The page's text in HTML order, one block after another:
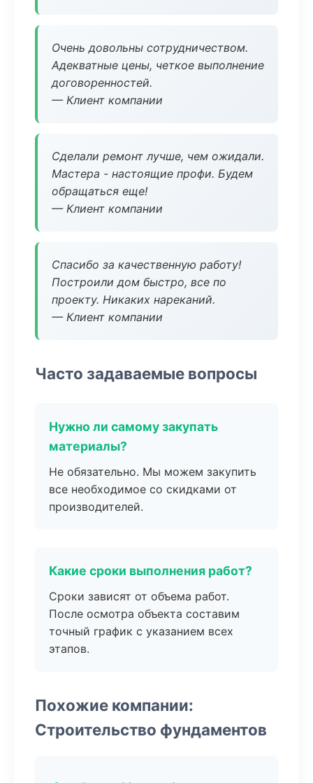
Очень довольны сотрудничеством.
Адекватные цены, четкое выполнение
договоренностей.
— Клиент компании
Сделали ремонт лучше, чем ожидали.
Мастера - настоящие профи. Будем
обращаться еще!
— Клиент компании
Спасибо за качественную работу!
Построили дом быстро, все по
проекту. Никаких нареканий.
— Клиент компании
Часто задаваемые вопросы
Нужно ли самому закупать
материалы?
Не обязательно. Мы можем закупить
все необходимое со скидками от
производителей.
Какие сроки выполнения работ?
Сроки зависят от объема работ.
После осмотра объекта составим
точный график с указанием всех
этапов.
Похожие компании:
Строительство фундаментов